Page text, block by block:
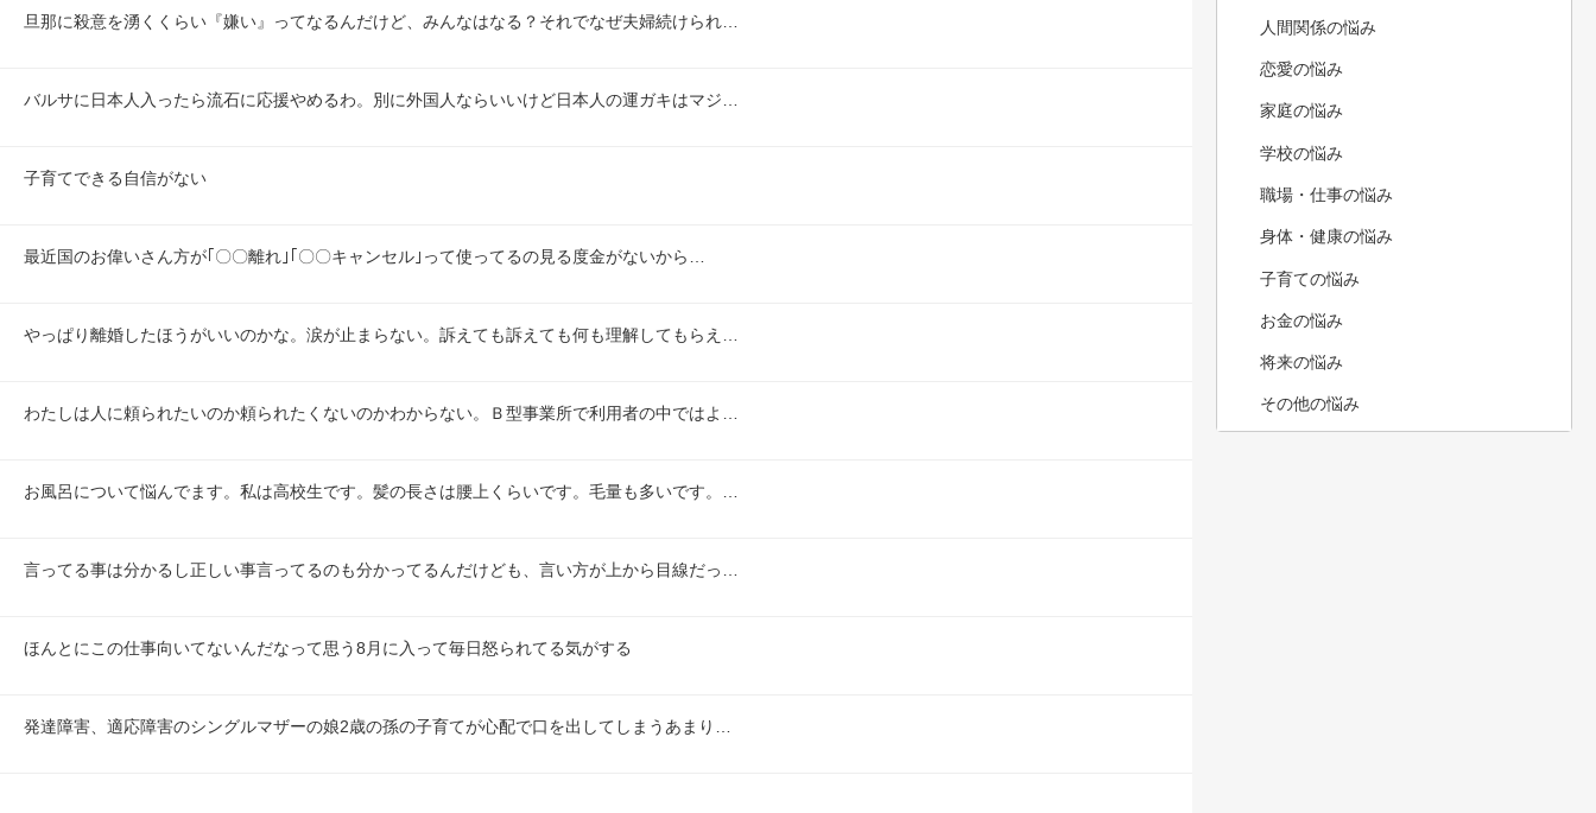
旦那に殺意を湧くくらい『嫌い』ってなるんだけど、みんなはなる？それでなぜ夫婦続けられ…
バルサに日本人入ったら流石に応援やめるわ。別に外国人ならいいけど日本人の運ガキはマジ…
子育てできる自信がない
最近国のお偉いさん方が｢〇〇離れ｣｢〇〇キャンセル｣って使ってるの見る度金がないから…
やっぱり離婚したほうがいいのかな。涙が止まらない。訴えても訴えても何も理解してもらえ…
わたしは人に頼られたいのか頼られたくないのかわからない。Ｂ型事業所で利用者の中ではよ…
お風呂について悩んでます。私は高校生です。髪の長さは腰上くらいです。毛量も多いです。…
言ってる事は分かるし正しい事言ってるのも分かってるんだけども、言い方が上から目線だっ…
ほんとにこの仕事向いてないんだなって思う8月に入って毎日怒られてる気がする
発達障害、適応障害のシングルマザーの娘2歳の孫の子育てが心配で口を出してしまうあまり…
人間関係の悩み
恋愛の悩み
家庭の悩み
学校の悩み
職場・仕事の悩み
身体・健康の悩み
子育ての悩み
お金の悩み
将来の悩み
その他の悩み